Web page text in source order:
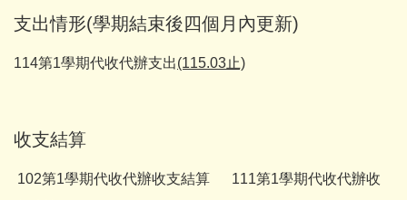
支出情形(學期結束後四個月內更新)
114第1學期代收代辦支出(115.03止)
收支結算
102第1學期代收代辦收支結算
111第1學期代收代辦收